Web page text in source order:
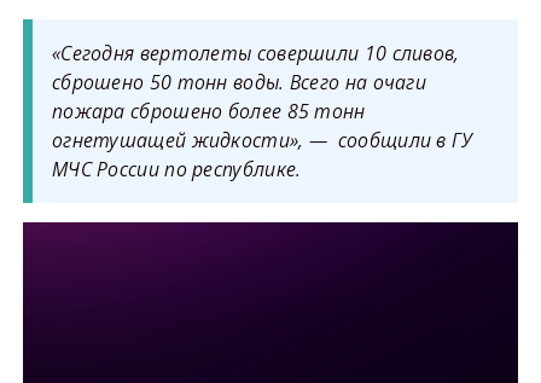
«Сегодня вертолеты совершили 10 сливов,
сброшено 50 тонн воды. Всего на очаги
пожара сброшено более 85 тонн
огнетушащей жидкости», — сообщили в ГУ
МЧС России по республике.